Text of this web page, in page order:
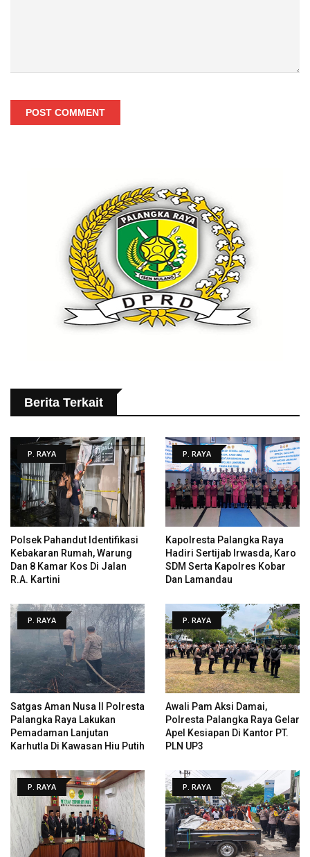
POST COMMENT
Berita Terkait
P. RAYA
Polsek Pahandut Identifikasi
Kebakaran Rumah, Warung
Dan 8 Kamar Kos Di Jalan
R.A. Kartini
P. RAYA
Kapolresta Palangka Raya
Hadiri Sertijab Irwasda, Karo
SDM Serta Kapolres Kobar
Dan Lamandau
P. RAYA
Satgas Aman Nusa II Polresta
Palangka Raya Lakukan
Pemadaman Lanjutan
Karhutla Di Kawasan Hiu Putih
P. RAYA
Awali Pam Aksi Damai,
Polresta Palangka Raya Gelar
Apel Kesiapan Di Kantor PT.
PLN UP3
P. RAYA P. RAYA